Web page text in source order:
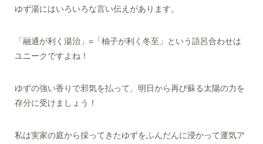
ゆず湯にはいろいろな言い伝えがあります。
「融通が利く湯治」=「柚子が利く冬至」という語呂合わせは
ユニークですよね！
ゆずの強い香りで邪気を払って、明日から再び蘇る太陽の力を
存分に受けましょう！
私は実家の庭から採ってきたゆずをふんだんに浸かって運気ア